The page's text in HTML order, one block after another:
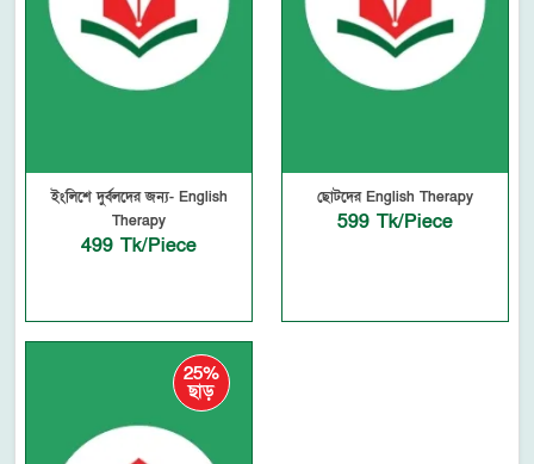
ইংলিশে দুর্বলদের জন্য- English
Therapy
499 Tk/Piece
ছোটদের English Therapy
599 Tk/Piece
25%
ছাড়